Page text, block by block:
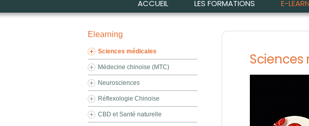
ACCUEIL LES FORMATIONS E-
Elearning
Sciences médicales
Médecine chinoise (MTC)
Neurosciences
Réflexologie Chinoise
CBD et Santé naturelle
Sciences